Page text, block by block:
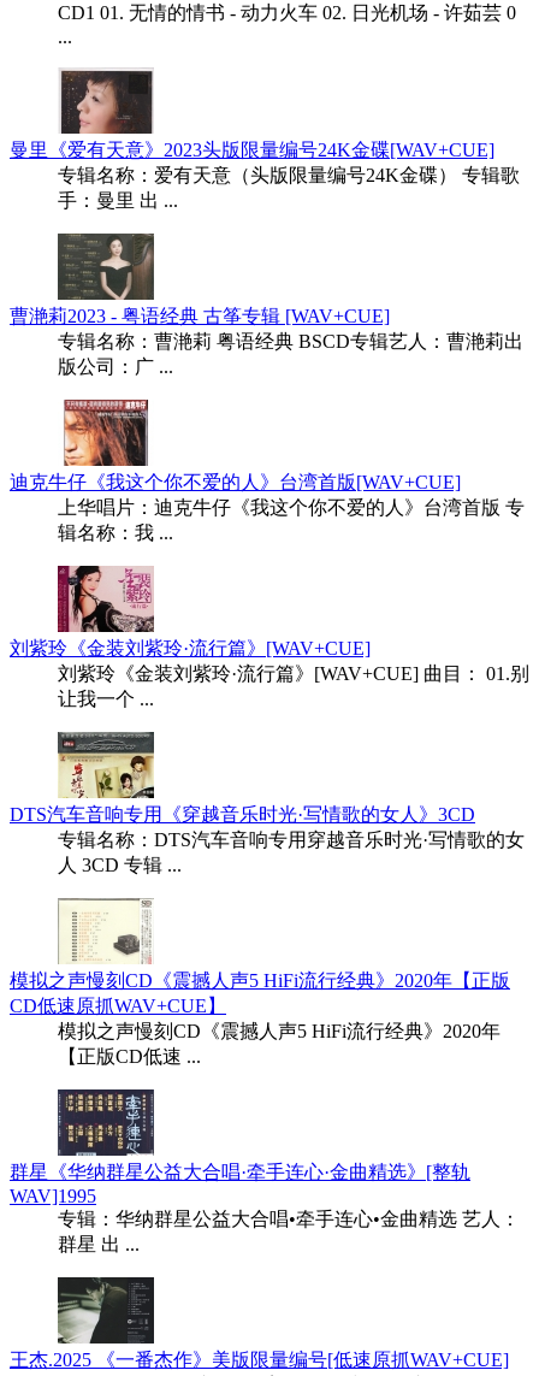
CD1 01. 无情的情书 - 动力火车 02. 日光机场 - 许茹芸 0
...
曼里《爱有天意》2023头版限量编号24K金碟[WAV+CUE]
专辑名称：爱有天意（头版限量编号24K金碟） 专辑歌
手：曼里 出 ...
曹滟莉2023 - 粤语经典 古筝专辑 [WAV+CUE]
专辑名称：曹滟莉 粤语经典 BSCD专辑艺人：曹滟莉出
版公司：广 ...
迪克牛仔《我这个你不爱的人》台湾首版[WAV+CUE]
上华唱片：迪克牛仔《我这个你不爱的人》台湾首版 专
辑名称：我 ...
刘紫玲《金装刘紫玲·流行篇》[WAV+CUE]
刘紫玲《金装刘紫玲·流行篇》[WAV+CUE] 曲目： 01.别
让我一个 ...
DTS汽车音响专用《穿越音乐时光·写情歌的女人》3CD
专辑名称：DTS汽车音响专用穿越音乐时光·写情歌的女
人 3CD 专辑 ...
模拟之声慢刻CD《震撼人声5 HiFi流行经典》2020年【正版
CD低速原抓WAV+CUE】
模拟之声慢刻CD《震撼人声5 HiFi流行经典》2020年
【正版CD低速 ...
群星《华纳群星公益大合唱·牵手连心·金曲精选》[整轨
WAV]1995
专辑：华纳群星公益大合唱•牵手连心•金曲精选 艺人：
群星 出 ...
王杰.2025 《一番杰作》美版限量编号[低速原抓WAV+CUE]